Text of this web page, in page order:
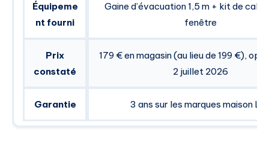
Équipeme
nt fourni
Gaine d’évacuation 1,5 m + kit de
fenêtre
Prix
constaté
179 € en magasin (au lieu de 199 €),
2 juillet 2026
Garantie 3 ans sur les marques maison